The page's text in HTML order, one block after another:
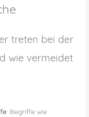
treten bei der
wie vermeidet
: Begriffe wie